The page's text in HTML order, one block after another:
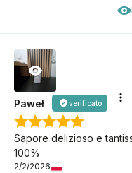
Paweł verificato
Sapore delizioso e
100%
2/2/2026